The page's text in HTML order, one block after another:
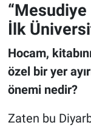
İlk
Hocam,
özel bir yer
önemi nedir?
Zaten bu